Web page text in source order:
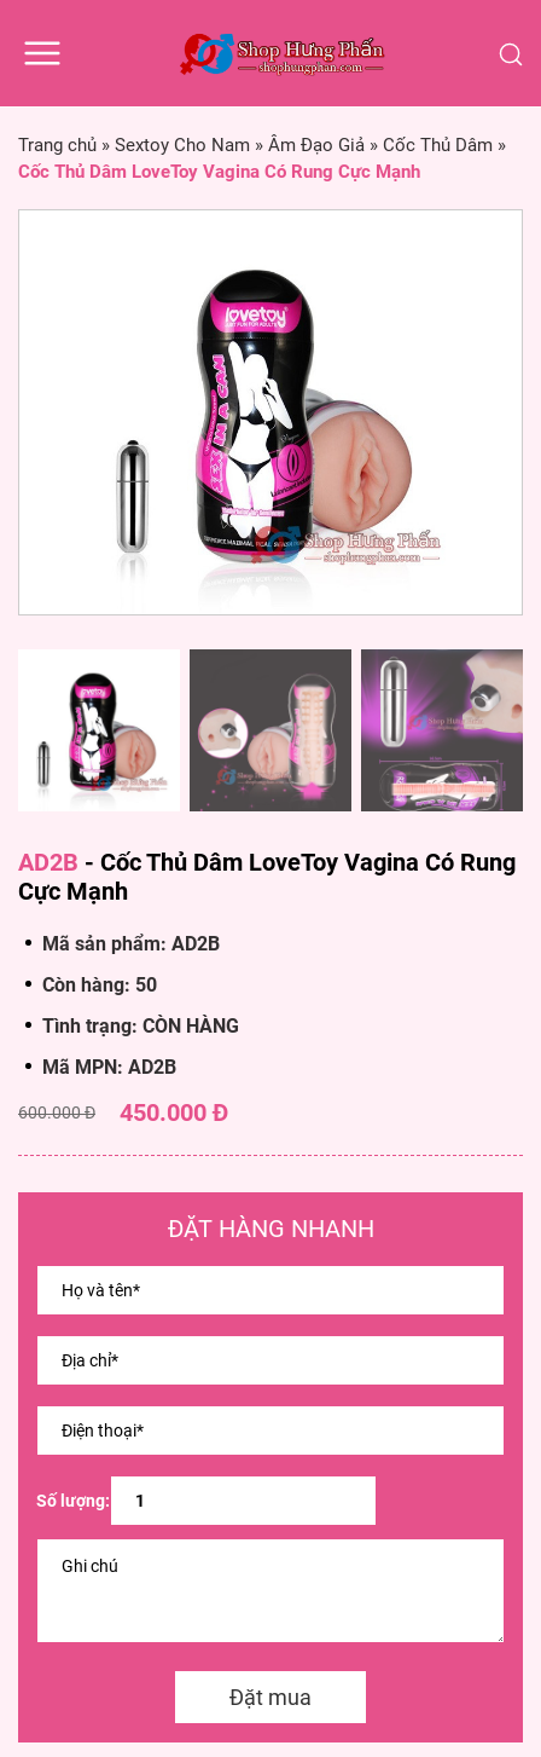
Trang chủ » Sextoy Cho Nam » Âm Đạo Giả » Cốc Thủ Dâm »
Cốc Thủ Dâm LoveToy Vagina Có Rung Cực Mạnh
AD2B - Cốc Thủ Dâm LoveToy Vagina Có Rung
Cực Mạnh
Mã sản phẩm: AD2B
Còn hàng: 50
Tình trạng: CÒN HÀNG
Mã MPN: AD2B
600.000 Đ 450.000 Đ
ĐẶT HÀNG NHANH
Số lượng:
Đặt mua